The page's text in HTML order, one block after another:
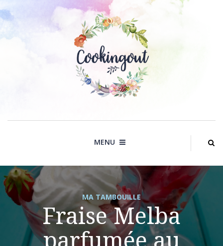
to
MENU
MA TAMBOUILLE
Fraise Melba
parfumée au